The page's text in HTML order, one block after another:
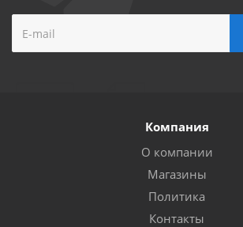
Компания
О компании
Магазины
Политика
Контакты